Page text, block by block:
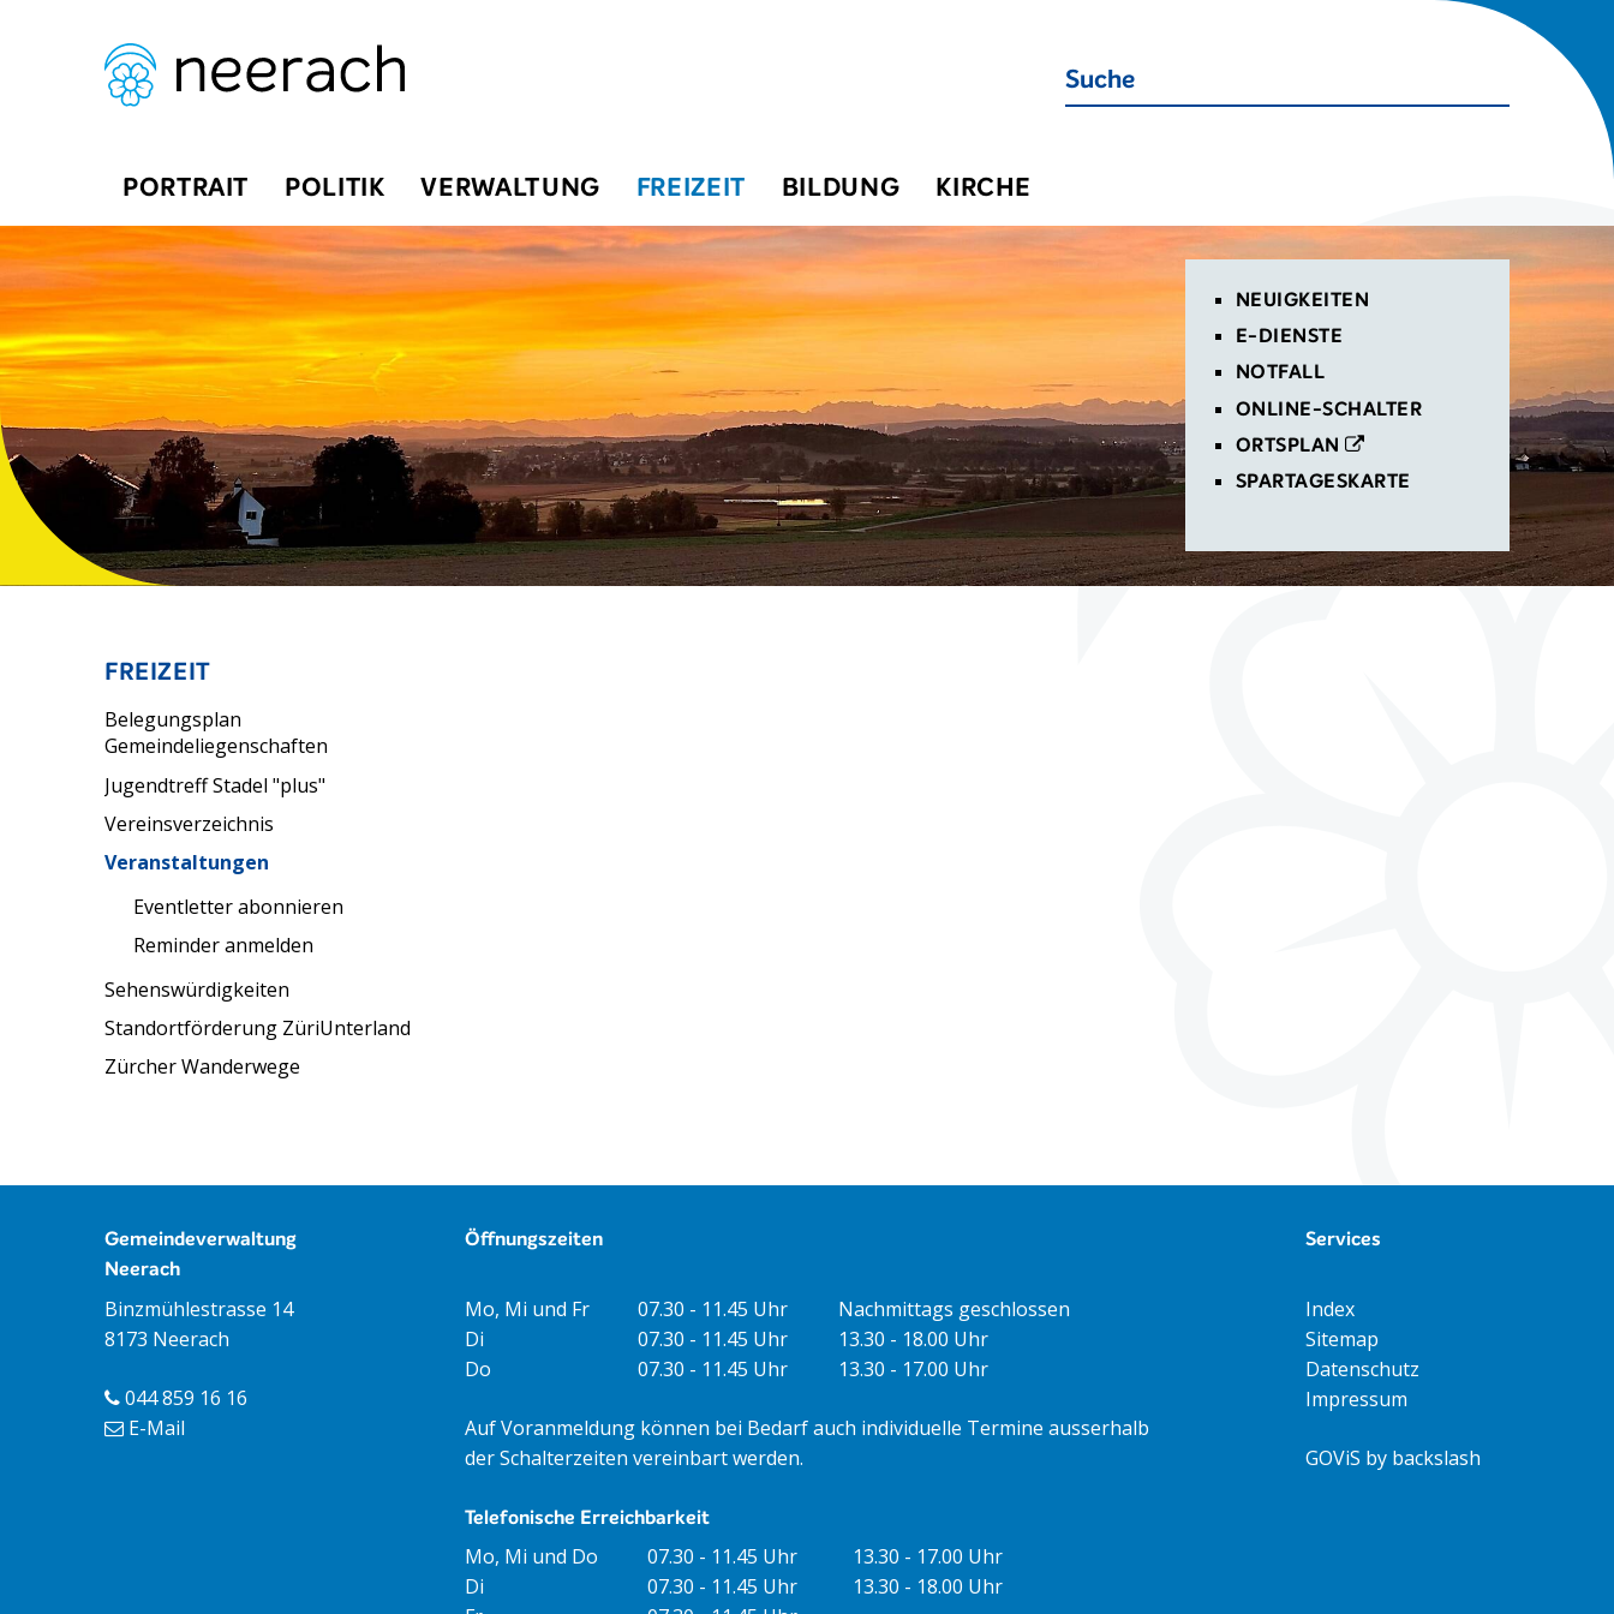
Suche
Suche starten
Hauptnavigation
PORTRAIT POLITIK VERWALTUNG FREIZEIT BILDUNG KIRCHE
Toplinks
NEUIGKEITEN
E-DIENSTE
NOTFALL
ONLINE-SCHALTER
ORTSPLAN
SPARTAGESKARTE
Unternavigation
FREIZEIT
Belegungsplan
Gemeindeliegenschaften
Jugendtreff Stadel "plus"
Vereinsverzeichnis
Veranstaltungen
Eventletter abonnieren
Reminder anmelden
Sehenswürdigkeiten
Standortförderung ZüriUnterland
Zürcher Wanderwege
Gemeindeverwaltung
Neerach
Binzmühlestrasse 14
8173 Neerach
044 859 16 16
E-Mail
Öffnungszeiten
Öffnungszeiten VormittagÖffnungszeiten Nachmittag
Mo, Mi und Fr 07.30 - 11.45 Uhr
Nachmittags geschlossen
Di
07.30 - 11.45 Uhr
13.30 - 18.00 Uhr
Do
07.30 - 11.45 Uhr 13.30 - 17.00 Uhr
Auf Voranmeldung können bei Bedarf auch individuelle Termine ausserhalb
der Schalterzeiten vereinbart werden.
Telefonische Erreichbarkeit
Tag Öffnungszeiten Vormittag Öffnungszeiten Nachmittag
Mo, Mi und Do 07.30 - 11.45 Uhr
13.30 - 17.00 Uhr
Di
07.30 - 11.45 Uhr
13.30 - 18.00 Uhr
Services
Index
Sitemap
Datenschutz
Impressum
GOViS by backslash